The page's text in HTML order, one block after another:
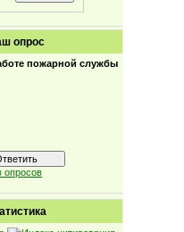
опрос
пожарной службы
опросов